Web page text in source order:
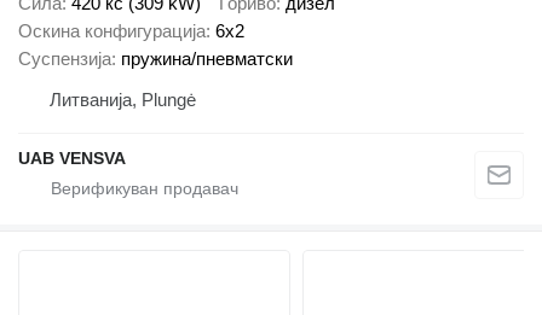
Оскина конфигурација 6x2
Суспензија пружина/пневматски
Литванија, Plungė
UAB VENSVA